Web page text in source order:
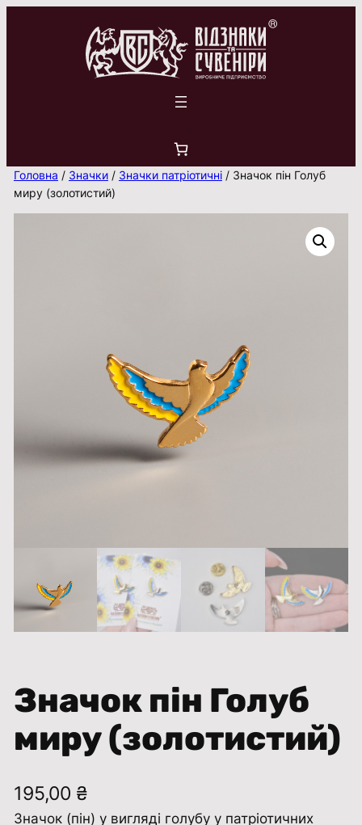
Головна / Значки/ Значки патріотичні/ Значок пін Голуб
миру (золотистий)
Значок пін Голуб
миру (золотистий)
195,00 ₴
Значок (пін) у вигляді голубу у патріотичних